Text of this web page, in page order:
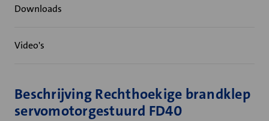
Downloads
Video's
Beschrijving Rechthoekige brandklep
servomotorgestuurd FD40